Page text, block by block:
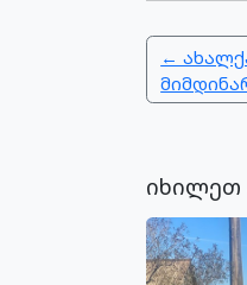
←
იხილეთ